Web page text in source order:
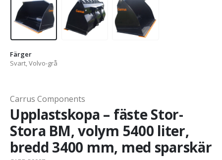
Färger
Svart, Volvo-grå
Carrus Components
Upplastskopa – fäste Stor-
Stora BM, volym 5400 liter,
bredd 3400 mm, med sparskär